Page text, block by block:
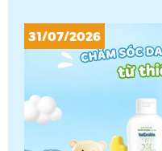
31/07/2026